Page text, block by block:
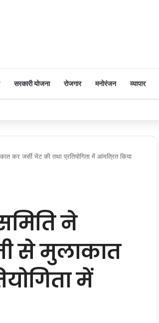
सरकारी योजना रोजगार मनोरंजन व्यापार
कर जर्सी भेंट की तथा प्रतियोगिता में आंमत्रित किया
ने
से मुलाकात
में